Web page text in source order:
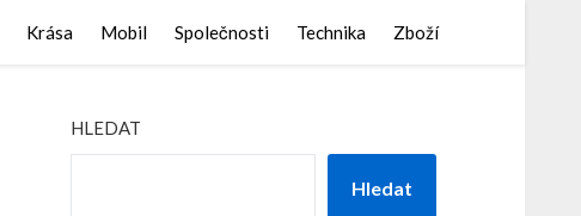
Krása Mobil Společnosti Technika Zboží
HLEDAT
Hledat